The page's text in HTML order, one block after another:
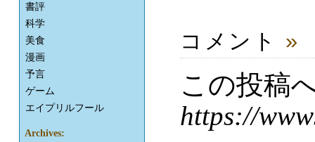
コメント »
この投稿
https://
書評
科学
美食
漫画
予言
ゲーム
エイプリルフール
Archives: